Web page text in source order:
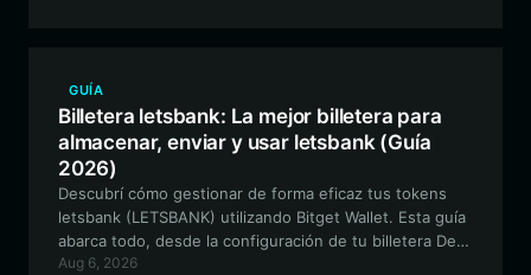
GUÍA
Billetera letsbank: La mejor billetera para
almacenar, enviar y usar letsbank (Guía
2026)
Descubrí cómo gestionar de forma eficaz tus tokens
letsbank (LETSBANK) utilizando Bitget Wallet. Esta guía
abarca todo, desde la configuración de tu billetera DeFi
segura hasta cómo interactuar con el ecosistema USDG
Aug 6, 2026